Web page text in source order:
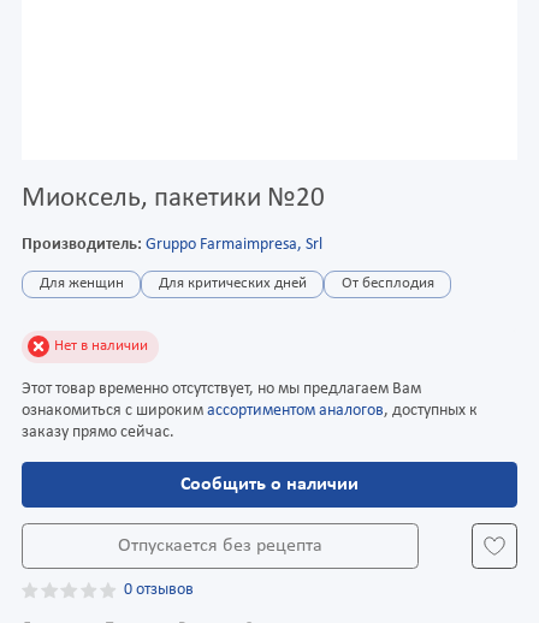
Миоксель, пакетики №20
Производитель: Gruppo Farmaimpresa, Srl
Для женщин Для критических дней От бесплодия
Нет в наличии
Этот товар временно отсутствует, но мы предлагаем Вам
ознакомиться с широким ассортиментом аналогов, доступных к
заказу прямо сейчас.
Сообщить о наличии
Отпускается без рецепта
0 отзывов